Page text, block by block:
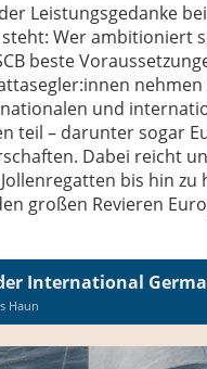
Leistungsgedanke
Wer ambitioniert
beste
und
teil – darunter sogar
Dabei reicht
bis hin zu
großen Revieren
International
Haun